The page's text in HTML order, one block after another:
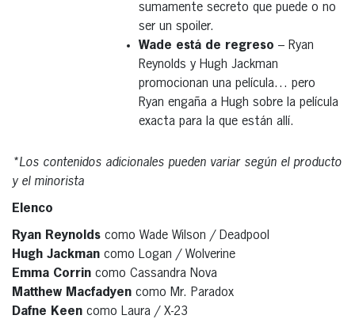
sumamente secreto que puede o no
ser un spoiler.
Wade está de regreso – Ryan
Reynolds y Hugh Jackman
promocionan una película… pero
Ryan engaña a Hugh sobre la película
exacta para la que están allí.
*Los contenidos adicionales pueden variar según el producto
y el minorista
Elenco
Ryan Reynolds como Wade Wilson / Deadpool
Hugh Jackman como Logan / Wolverine
Emma Corrin como Cassandra Nova
Matthew Macfadyen como Mr. Paradox
Dafne Keen como Laura / X-23